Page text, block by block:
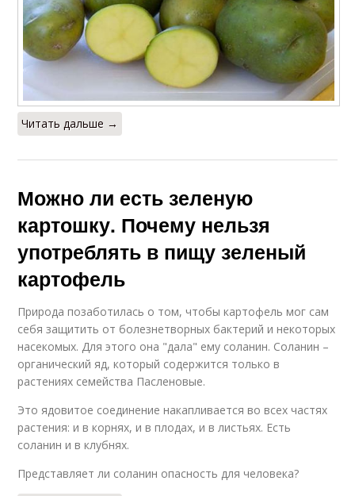
Читать дальше →
Можно ли есть зеленую
картошку. Почему нельзя
употреблять в пищу зеленый
картофель
Природа позаботилась о том, чтобы картофель мог сам
себя защитить от болезнетворных бактерий и некоторых
насекомых. Для этого она "дала" ему соланин. Соланин –
органический яд, который содержится только в
растениях семейства Пасленовые.
Это ядовитое соединение накапливается во всех частях
растения: и в корнях, и в плодах, и в листьях. Есть
соланин и в клубнях.
Представляет ли соланин опасность для человека?